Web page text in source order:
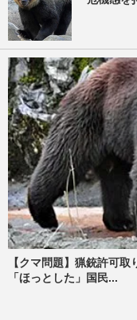
【クマ問題】猟銃許可
「ほっとした」国民...